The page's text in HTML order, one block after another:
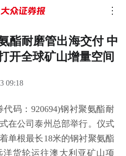
酯耐磨管出海交付 中
开全球矿山增量空间
09:18
码：920694)钢衬聚氨酯耐
在公司泰州总部举行。仪式
单根最长18米的钢衬聚氨酯
货轮运往澳大利亚矿山项